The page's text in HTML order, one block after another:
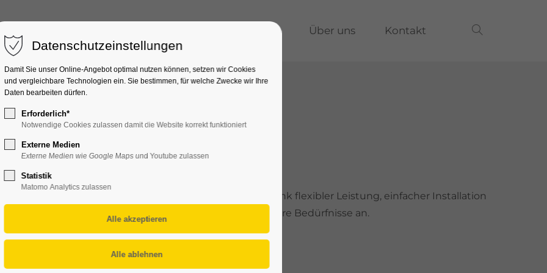
Wärmepumpen Über uns Kontakt
– die Wallbox für Ihr Eigenheim
komfortabel und effizient direkt zu Hause. Dank flexibler Leistung, einfacher Installation
passt sich die Ladestation optimal an Ihre Bedürfnisse an.
genutzt.
Datenschutzeinstellungen
Damit Sie unser Online-Angebot optimal nutzen können, setzen wir Cookies
und vergleichbare Technologien ein. Sie bestimmen, für welche Zwecke wir Ihre
Daten bearbeiten dürfen.
Erforderlich*
Notwendige Cookies zulassen damit die Website korrekt funktioniert
Externe Medien
Externe Medien wie Google Maps und Youtube zulassen
Statistik
Matomo Analytics zulassen